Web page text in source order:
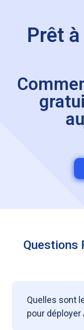
Prêt
Questions
Quelles sont
pour déployer